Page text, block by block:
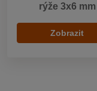
rýže 3x6 mm
Zobrazit